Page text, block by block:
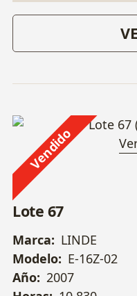
Vendido
Lote 67
Marca: LINDE
Modelo: E-16Z-02
Año: 2007